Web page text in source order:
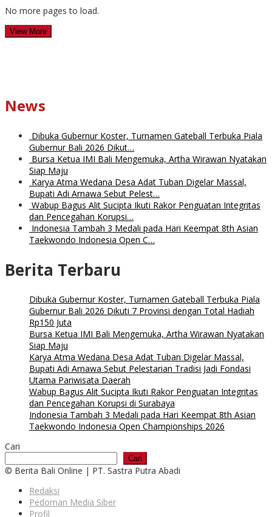
No more pages to load.
View More
News
Dibuka Gubernur Koster, Turnamen Gateball Terbuka Piala
Gubernur Bali 2026 Dikut…
Bursa Ketua IMI Bali Mengemuka, Artha Wirawan Nyatakan
Siap Maju
Karya Atma Wedana Desa Adat Tuban Digelar Massal,
Bupati Adi Arnawa Sebut Pelest…
Wabup Bagus Alit Sucipta Ikuti Rakor Penguatan Integritas
dan Pencegahan Korupsi…
Indonesia Tambah 3 Medali pada Hari Keempat 8th Asian
Taekwondo Indonesia Open C…
Berita Terbaru
Dibuka Gubernur Koster, Turnamen Gateball Terbuka Piala
Gubernur Bali 2026 Dikuti 7 Provinsi dengan Total Hadiah
Rp150 Juta
Bursa Ketua IMI Bali Mengemuka, Artha Wirawan Nyatakan
Siap Maju
Karya Atma Wedana Desa Adat Tuban Digelar Massal,
Bupati Adi Arnawa Sebut Pelestarian Tradisi Jadi Fondasi
Utama Pariwisata Daerah
Wabup Bagus Alit Sucipta Ikuti Rakor Penguatan Integritas
dan Pencegahan Korupsi di Surabaya
Indonesia Tambah 3 Medali pada Hari Keempat 8th Asian
Taekwondo Indonesia Open Championships 2026
Cari
Cari
© Berita Bali Online | PT. Sastra Putra Abadi
Redaksi
Pedoman Media Siber
Profil